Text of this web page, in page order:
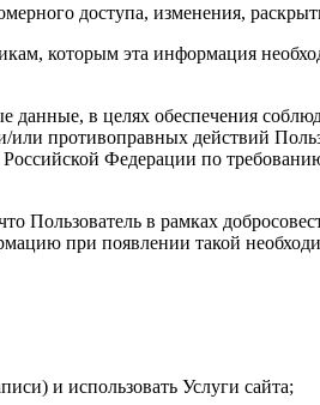
доступа, изменения,
которым эта информация
в целях обеспечения
противоправных действий
Федерации по
Пользователь в рамках
при появлении такой
и использовать Услуги сайта;